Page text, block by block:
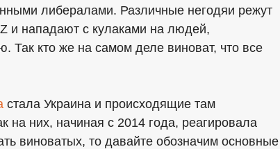
либералами. Различные негодяи режут
и нападают с кулаками на людей,
кто же на самом деле виноват, что все
стала Украина и происходящие там
на них, начиная с 2014 года, реагировала
виноватых, то давайте обозначим основные